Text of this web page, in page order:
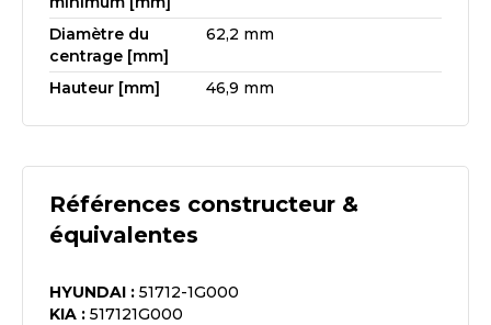
Diamètre du
centrage [mm]
62,2 mm
Hauteur [mm] 46,9 mm
Références constructeur &
équivalentes
HYUNDAI : 51712-1G000
KIA : 517121G000